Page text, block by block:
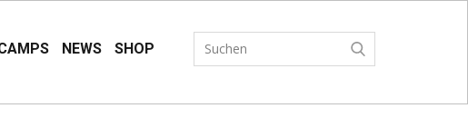
NEWS SHOP